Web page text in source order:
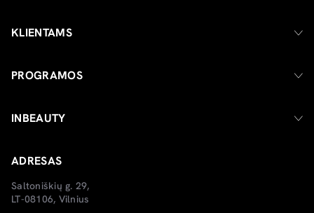
KLIENTAMS
PROGRAMOS
INBEAUTY
ADRESAS
Saltoniškių g. 29,
LT-08106, Vilnius